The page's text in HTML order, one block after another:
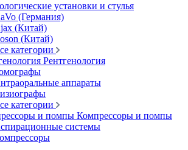
установки и стулья
(Германия)
(Китай)
(Китай)
категории
Рентгенология
аппараты
категории
Компрессоры и помпы
системы